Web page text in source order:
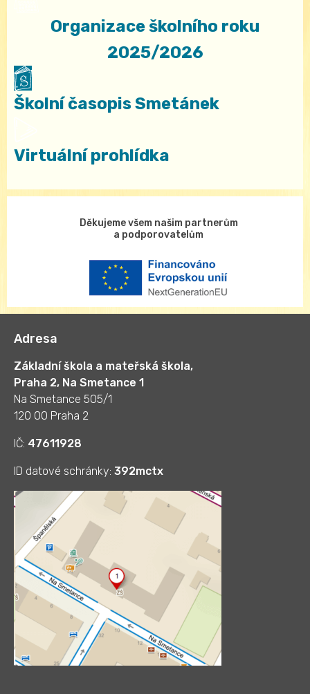
Organizace školního roku
2025/2026
Školní časopis Smetánek
Virtuální prohlídka
Děkujeme všem našim partnerům
a podporovatelům
Adresa
Základní škola a mateřská škola,
Praha 2, Na Smetance 1
Na Smetance 505/1
120 00 Praha 2
IČ: 47611928
ID datové schránky: 392mctx